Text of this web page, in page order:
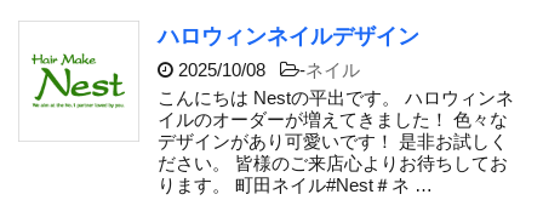
ハロウィンネイルデザイン
2025/10/08 -ネイル
こんにちは Nestの平出です。 ハロウィンネ
イルのオーダーが増えてきました！ 色々な
デザインがあり可愛いです！ 是非お試しく
ださい。 皆様のご来店心よりお待ちしてお
ります。 町田ネイル#Nest＃ネ …